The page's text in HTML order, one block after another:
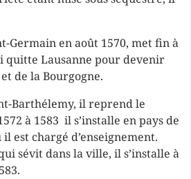
Germain en août 1570, met fin à
quitte Lausanne pour devenir
de la Bourgogne.
Barthélemy, il reprend le
à 1583 il s’installe en pays de
est chargé d’enseignement.
sévit dans la ville, il s’installe à